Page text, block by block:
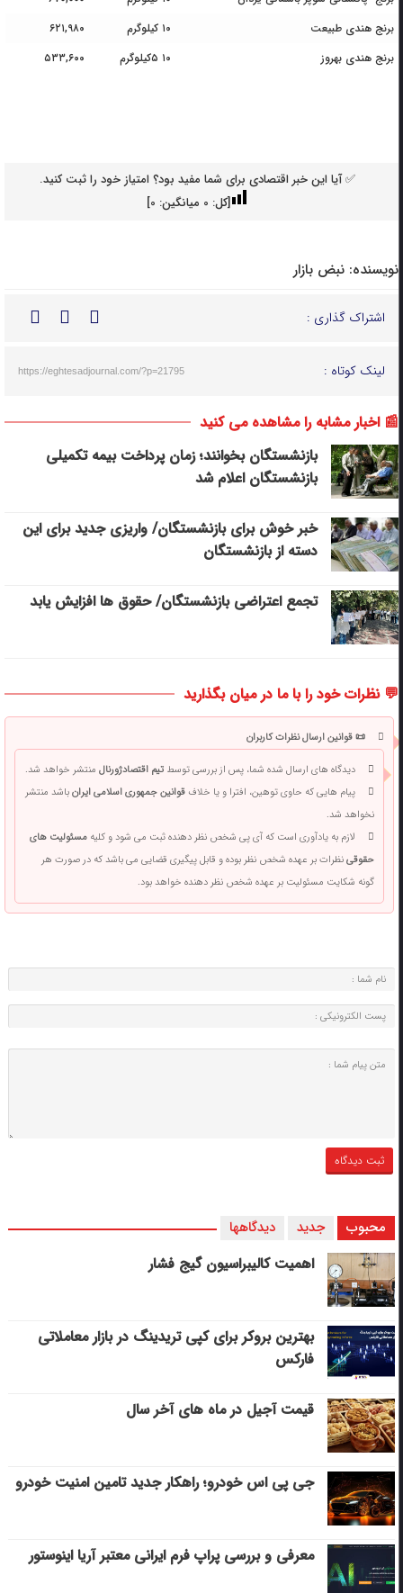
برنج هندی طبیعت
۱۰ کیلوگرم
۶۲۱,۹۸۰
برنج هندی بهروز
۱۰ ۵کیلوگرم ۵۳۳,۶۰۰
✅ آیا این خبر اقتصادی برای شما مفید بود؟ امتیاز خود را ثبت کنید.
[کل: 0میانگین: 0
]
نویسنده: نبض بازار
اشتراک گذاری :
لینک کوتاه : https://eghtesadjournal.com/?p=21795
📰 اخبار مشابه را مشاهده می کنید
بازنشستگان بخوانند؛ زمان پرداخت بیمه تکمیلی
بازنشستگان اعلام شد
خبر خوش برای بازنشستگان/ واریزی جدید برای این
دسته از بازنشستگان
تجمع اعتراضی بازنشستگان/ حقوق ها افزایش یابد
💬 نظرات خود را با ما در میان بگذارید
📜 قوانین ارسال نظرات کاربران
دیدگاه های ارسال شده شما، پس از بررسی توسطتیم اقتصادژورنالمنتشر خواهد شد.
پیام هایی که حاوی توهین، افترا و یا خلافقوانین جمهوری اسلامی ایرانباشد منتشر
نخواهد شد.
لازم به یادآوری است که آی پی شخص نظر دهنده ثبت می شود و کلیهمسئولیت های
حقوقینظرات بر عهده شخص نظر بوده و قابل پیگیری قضایی می باشد که در صورت هر
گونه شکایت مسئولیت بر عهده شخص نظر دهنده خواهد بود.
محبوب جدید دیدگاهها
اهمیت کالیبراسیون گیج فشار
بهترین بروکر برای کپی‌ تریدینگ در بازار معاملاتی
فارکس
قیمت آجیل در ماه های آخر سال
جی پی اس خودرو؛ راهکار جدید تامین امنیت خودرو
معرفی و بررسی پراپ فرم ایرانی معتبر آریا اینوستور